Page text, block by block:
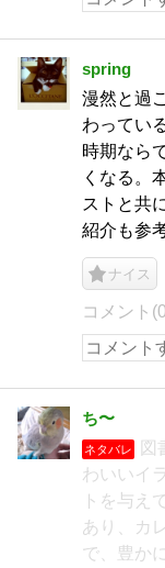
spring
漫然と過
わってい
時期なら
くなる。
ストと共
紹介も参
ナイス
コメント
ち〜
ネタバレ
図
わいいイ
トを与え
あり、カ
で、豊か